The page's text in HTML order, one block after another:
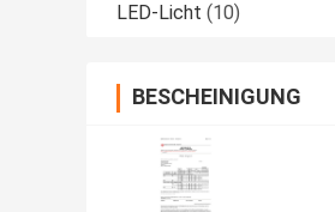
LED-Licht (10)
BESCHEINIGUNG